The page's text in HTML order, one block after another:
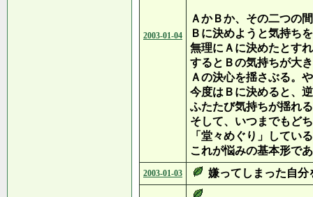
2003-01-04
ＡかＢか、その二つの
Ｂに決めようと気持ち
無理にＡに決めたとす
するとＢの気持ちが大
Ａの決心を揺さぶる。
今度はＢに決めると、
ふたたび気持ちが揺れ
そして、いつまでもど
「堂々めぐり」してい
これが悩みの基本形で
2003-01-03 嫌ってしまった自分